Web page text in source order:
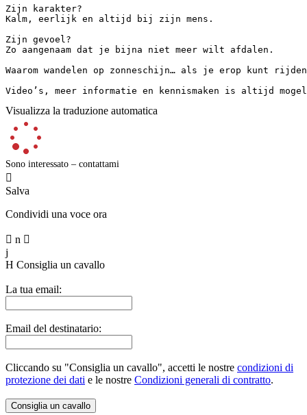
Zijn karakter?
Kalm, eerlijk en altijd bij zijn mens.
Zijn gevoel?
Zo aangenaam dat je bijna niet meer wilt afdalen.
Waarom wandelen op zonneschijn… als je erop kunt
Video’s, meer informatie en kennismaken is altijd
Visualizza la traduzione automatica
Sono interessato – contattami

Salva
Condividi una voce ora
 n 
j
H Consiglia un cavallo
La tua email:
Email del destinatario:
Cliccando su "Consiglia un cavallo", accetti le nostre condizioni di
protezione dei dati e le nostre Condizioni generali di contratto.